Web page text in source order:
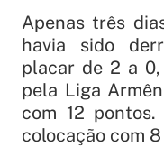
Apenas três
havia sido
placar de 2 a
pela Liga
com 12
colocação com